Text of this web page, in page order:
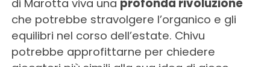
di Marotta viva una profonda rivoluzione
che potrebbe stravolgere l’organico e gli
equilibri nel corso dell’estate. Chivu
potrebbe approfittarne per chiedere